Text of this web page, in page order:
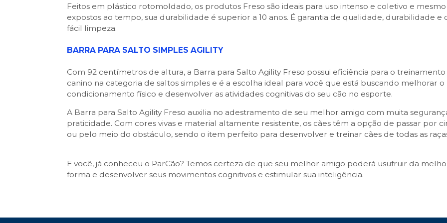
Feitos em plástico rotomoldado, os produtos Freso são ideais para uso intenso e coletivo e mesmo
expostos ao tempo, sua durabilidade é superior a 10 anos. É garantia de qualidade, durabilidade e
fácil limpeza.
BARRA PARA SALTO SIMPLES AGILITY
Com 92 centímetros de altura, a Barra para Salto Agility Freso possui eficiência para o treinamento
canino na categoria de saltos simples e é a escolha ideal para você que está buscando melhorar o
condicionamento físico e desenvolver as atividades cognitivas do seu cão no esporte.
A Barra para Salto Agility Freso auxilia no adestramento de seu melhor amigo com muita
praticidade. Com cores vivas e material altamente resistente, os cães têm a opção de passar por
ou pelo meio do obstáculo, sendo o item perfeito para desenvolver e treinar cães de todas as
E você, já conheceu o ParCão? Temos certeza de que seu melhor amigo poderá usufruir da
forma e desenvolver seus movimentos cognitivos e estimular sua inteligência.